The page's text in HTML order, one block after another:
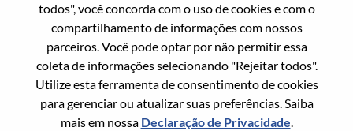
todos", você concorda com o uso de cookies e com o
compartilhamento de informações com nossos
parceiros. Você pode optar por não permitir essa
coleta de informações selecionando "Rejeitar todos".
Utilize esta ferramenta de consentimento de cookies
para gerenciar ou atualizar suas preferências. Saiba
mais em nossa Declaração de Privacidade.
Vamos enviar por email um link para você
redefinir sua senha.
Redefinir senha com seu email
Email*